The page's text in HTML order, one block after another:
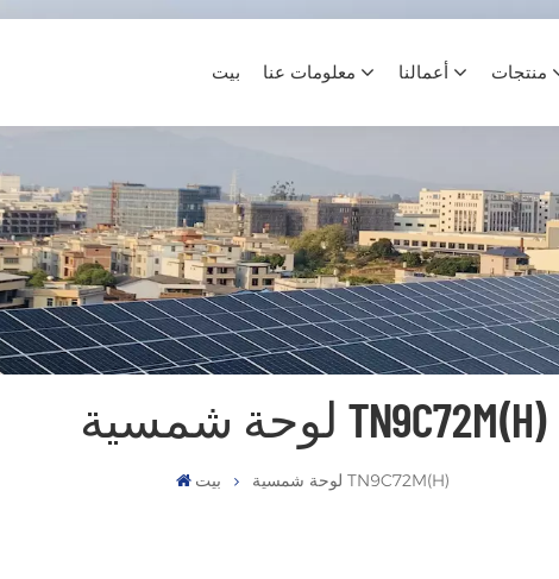
بيت معلومات عنا أعمالنا منتجات
لوحة شمسية TN9C72M(H)
بيت لوحة شمسية TN9C72M(H)